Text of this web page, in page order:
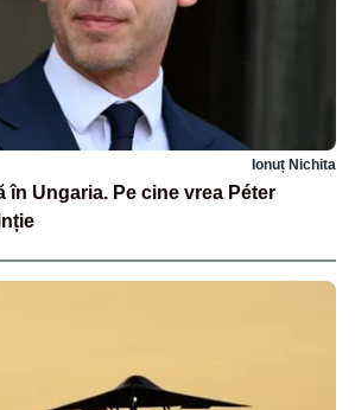
Ionuț Nichita
în Ungaria. Pe cine vrea Péter